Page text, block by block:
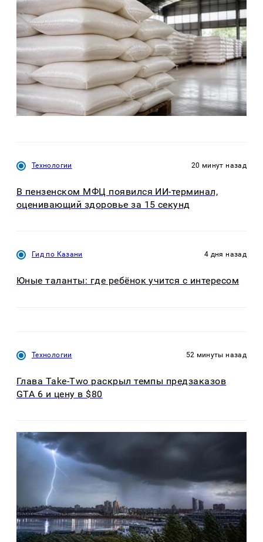
Технологии 20 минут назад
В пензенском МФЦ появился ИИ-терминал,
оценивающий здоровье за 15 секунд
Гид по Казани 4 дня назад
Юные таланты: где ребёнок учится с интересом
Технологии 52 минуты назад
Глава Take-Two раскрыл темпы предзаказов
GTA 6 и цену в $80